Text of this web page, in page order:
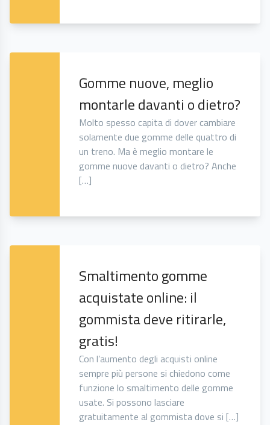
Gomme nuove, meglio
montarle davanti o dietro?
Molto spesso capita di dover cambiare
solamente due gomme delle quattro di
un treno. Ma è meglio montare le
gomme nuove davanti o dietro? Anche
[…]
Smaltimento gomme
acquistate online: il
gommista deve ritirarle,
gratis!
Con l’aumento degli acquisti online
sempre più persone si chiedono come
funzione lo smaltimento delle gomme
usate. Si possono lasciare
gratuitamente al gommista dove si […]